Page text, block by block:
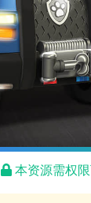
本资源需权